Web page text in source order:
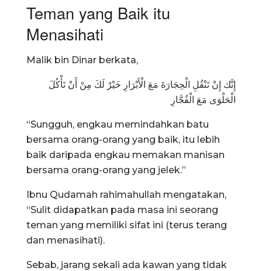
Teman yang Baik itu
Menasihati
Malik bin Dinar berkata,
إِنَّك إِنْ تَنْقُلِ الْحِجَارَةَ مَعَ الْأَبْرَارِ خَيْرٌ لَكَ مِنْ أَنْ تَأْكُلَ
الْحَلْوَى مَعَ الْفُجَّارِ
“Sungguh, engkau memindahkan batu
bersama orang-orang yang baik, itu lebih
baik daripada engkau memakan manisan
bersama orang-orang yang jelek.”
Ibnu Qudamah rahimahullah mengatakan,
“Sulit didapatkan pada masa ini seorang
teman yang memiliki sifat ini (terus terang
dan menasihati).
Sebab, jarang sekali ada kawan yang tidak